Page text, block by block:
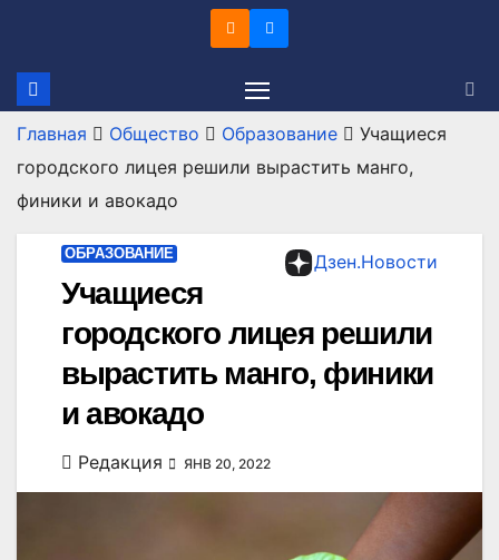
содержимому
Главная Общество Образование
Учащиеся
городского лицея решили вырастить манго,
финики и авокадо
Дзен.Новости
ОБРАЗОВАНИЕ
Учащиеся
городского лицея решили
вырастить манго, финики
и авокадо
Редакция ЯНВ 20, 2022